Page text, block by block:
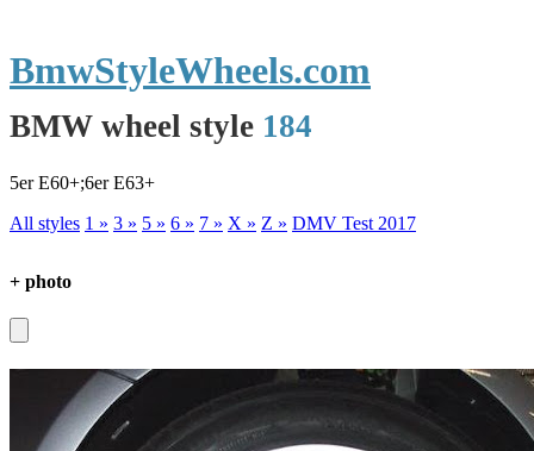
BMW wheel style 184
5er E60+;6er E63+
All styles 1 » 3 » 5 » 6 » 7 » X » Z » DMV Test 2017
BmwStyleWheels.com
+ photo